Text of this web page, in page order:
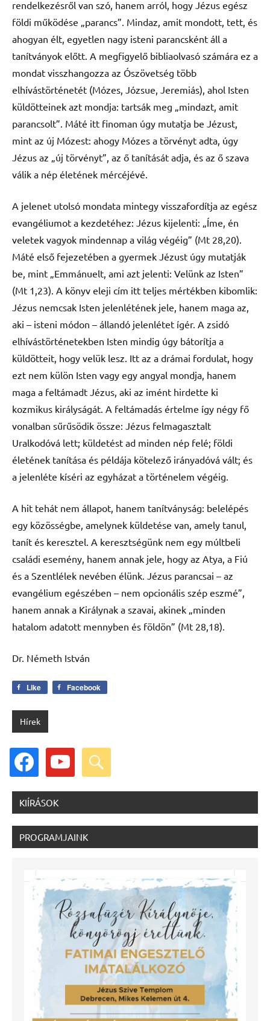
rendelkezésről van szó, hanem arról, hogy Jézus egész
földi működése „parancs”. Mindaz, amit mondott, tett, és
ahogyan élt, egyetlen nagy isteni parancsként áll a
tanítványok előtt. A megfigyelő bibliaolvasó számára ez a
mondat visszhangozza az Ószövetség több
elhívástörténetét (Mózes, Józsue, Jeremiás), ahol Isten
küldötteinek azt mondja: tartsák meg „mindazt, amit
parancsolt”. Máté itt finoman úgy mutatja be Jézust,
mint az új Mózest: ahogy Mózes a törvényt adta, úgy
Jézus az „új törvényt”, az ő tanítását adja, és az ő szava
válik a nép életének mércéjévé.
A jelenet utolsó mondata mintegy visszafordítja az egész
evangéliumot a kezdetéhez: Jézus kijelenti: „Íme, én
veletek vagyok mindennap a világ végéig” (Mt 28,20).
Máté első fejezetében a gyermek Jézust úgy mutatják
be, mint „Emmánuelt, ami azt jelenti: Velünk az Isten”
(Mt 1,23). A könyv eleji cím itt teljes mértékben kibomlik:
Jézus nemcsak Isten jelenlétének jele, hanem maga az,
aki – isteni módon – állandó jelenlétet ígér. A zsidó
elhívástörténetekben Isten mindig úgy bátorítja a
küldötteit, hogy velük lesz. Itt az a drámai fordulat, hogy
ezt nem külön Isten vagy egy angyal mondja, hanem
maga a feltámadt Jézus, aki az imént hirdette ki
kozmikus királyságát. A feltámadás értelme így négy fő
vonalban sűrűsödik össze: Jézus felmagasztalt
Uralkodóvá lett; küldetést ad minden nép felé; földi
életének tanítása és példája kötelező irányadóvá vált; és
a jelenléte kíséri az egyházat a történelem végéig.
A hit tehát nem állapot, hanem tanítványság: belelépés
egy közösségbe, amelynek küldetése van, amely tanul,
tanít és keresztel. A keresztségünk nem egy múltbeli
családi esemény, hanem annak jele, hogy az Atya, a Fiú
és a Szentlélek nevében élünk. Jézus parancsai – az
evangélium egészében – nem opcionális szép eszmé”,
hanem annak a Királynak a szavai, akinek „minden
hatalom adatott mennyben és földön” (Mt 28,18).
Dr. Németh István
Like Facebook
Hírek
facebook youtube search
KIÍRÁSOK
PROGRAMJAINK